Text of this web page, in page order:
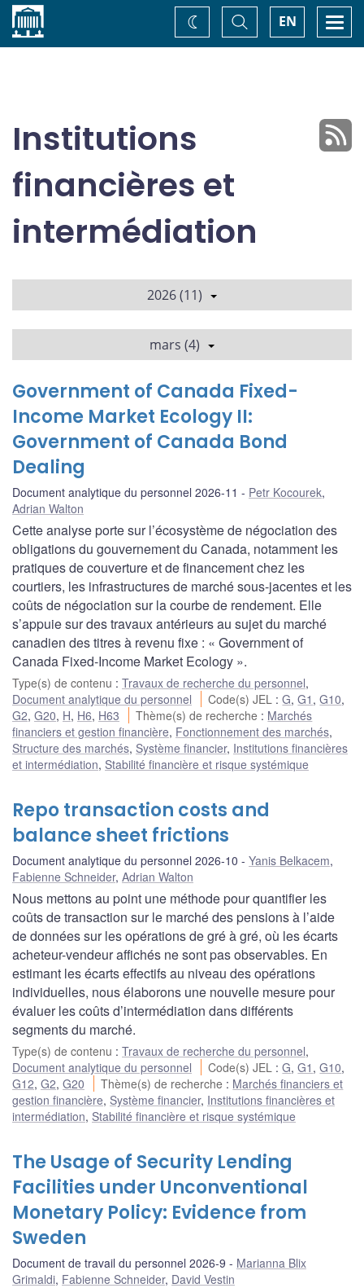
Accueil EN
Basculer
la
recherche
Changez
de
Institutions
financières et
intermédiation
2026 (11)
mars (4)
Government of Canada Fixed-
Income Market Ecology II:
Government of Canada Bond
Dealing
Document analytique du personnel 2026-11 Petr Kocourek,
Adrian Walton
Cette analyse porte sur l’écosystème de négociation des
obligations du gouvernement du Canada, notamment les
pratiques de couverture et de financement chez les
courtiers, les infrastructures de marché sous-jacentes et les
coûts de négociation sur la courbe de rendement. Elle
s’appuie sur des travaux antérieurs au sujet du marché
canadien des titres à revenu fixe : « Government of
Canada Fixed-Income Market Ecology ».
Type(s) de contenu : Travaux de recherche du personnel,
Document analytique du personnel
Code(s) JEL :G,G1 ,G10,
G2, G20, H, H6, H63 Thème(s) de recherche : Marchés
financiers et gestion financière, Fonctionnement des marchés,
Structure des marchés, Système financier, Institutions financières
et intermédiation, Stabilité financière et risque systémique
Repo transaction costs and
balance sheet frictions
Document analytique du personnel 2026-10 Yanis Belkacem,
Fabienne Schneider, Adrian Walton
Nous mettons au point une méthode pour quantifier les
coûts de transaction sur le marché des pensions à l’aide
de données sur les opérations de gré à gré, où les écarts
acheteur-vendeur affichés ne sont pas observables. En
estimant les écarts effectifs au niveau des opérations
individuelles, nous élaborons une nouvelle mesure pour
évaluer les coûts d’intermédiation dans différents
segments du marché.
Type(s) de contenu : Travaux de recherche du personnel,
Document analytique du personnel
Code(s) JEL :G,G1 ,G10,
G12, G2, G20 Thème(s) de recherche : Marchés financiers et
gestion financière, Système financier, Institutions financières et
intermédiation, Stabilité financière et risque systémique
The Usage of Security Lending
Facilities under Unconventional
Monetary Policy: Evidence from
Sweden
Document de travail du personnel 2026-9
Marianna Blix
Grimaldi, Fabienne Schneider, David Vestin